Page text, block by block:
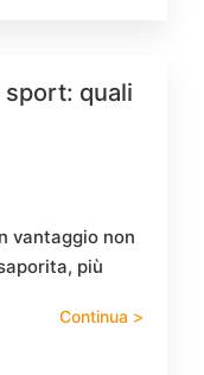
quali
vantaggio non
più
Continua >